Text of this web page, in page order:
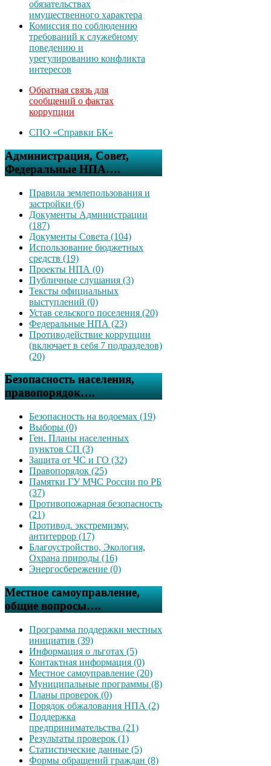
обязательствах
имущественного характера
Комиссия по соблюдению
требований к служебному
поведению и
урегулированию конфликта
интересов
Обратная связь для
сообщений о фактах
коррупции
СПО «Справки БК»
Администрация, Совет,
Федеральные НПА….
Правила землепользования и
застройки (6)
Документы Администрации
(187)
Документы Совета (104)
Использование бюджетных
средств (19)
Проекты НПА (0)
Публичные слушания (3)
Тексты официальных
выступлений (0)
Устав сельского поселения (20)
Федеральные НПА (23)
Противодействие коррупции
(включает в себя 7 подразделов)
(20)
Безопасность населения,
правопорядок….
Безопасность на водоемах (19)
Выборы (0)
Ген. Планы населенных
пунктов СП (3)
Защита от ЧС и ГО (32)
Правопорядок (25)
Памятки ГУ МЧС России по РБ
(37)
Противопожарная безопасность
(21)
Противод. экстремизму,
антитеррор (17)
Благоустройство, Экология,
Охрана природы (16)
Энергосбережение (0)
Местное самоуправление,
общие вопросы….
Программа поддержки местных
инициатив (39)
Информация о льготах (5)
Контактная информация (0)
Местное самоуправление (20)
Муниципальные программы (8)
Планы проверок (0)
Порядок обжалования НПА (2)
Поддержка
предпринимательства (21)
Результаты проверок (1)
Статистические данные (5)
Формы обращений граждан (8)